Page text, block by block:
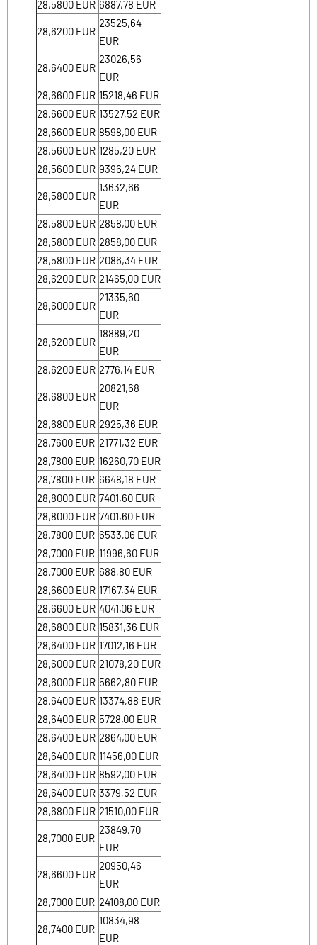
28,5800 EUR 6887,78 EUR
28,6200 EUR
23525,64
EUR
28,6400 EUR
23026,56
EUR
28,6600 EUR 15218,46 EUR
28,6600 EUR 13527,52 EUR
28,6600 EUR 8598,00 EUR
28,5600 EUR 1285,20 EUR
28,5600 EUR 9396,24 EUR
28,5800 EUR
13632,66
EUR
28,5800 EUR 2858,00 EUR
28,5800 EUR 2858,00 EUR
28,5800 EUR 2086,34 EUR
28,6200 EUR 21465,00 EUR
28,6000 EUR
21335,60
EUR
28,6200 EUR
18889,20
EUR
28,6200 EUR 2776,14 EUR
28,6800 EUR
20821,68
EUR
28,6800 EUR 2925,36 EUR
28,7600 EUR 21771,32 EUR
28,7800 EUR 16260,70 EUR
28,7800 EUR 6648,18 EUR
28,8000 EUR 7401,60 EUR
28,8000 EUR 7401,60 EUR
28,7800 EUR 6533,06 EUR
28,7000 EUR 11996,60 EUR
28,7000 EUR 688,80 EUR
28,6600 EUR 17167,34 EUR
28,6600 EUR 4041,06 EUR
28,6800 EUR 15831,36 EUR
28,6400 EUR 17012,16 EUR
28,6000 EUR 21078,20 EUR
28,6000 EUR 5662,80 EUR
28,6400 EUR 13374,88 EUR
28,6400 EUR 5728,00 EUR
28,6400 EUR 2864,00 EUR
28,6400 EUR 11456,00 EUR
28,6400 EUR 8592,00 EUR
28,6400 EUR 3379,52 EUR
28,6800 EUR 21510,00 EUR
28,7000 EUR
23849,70
EUR
28,6600 EUR
20950,46
EUR
28,7000 EUR 24108,00 EUR
28,7400 EUR
10834,98
EUR